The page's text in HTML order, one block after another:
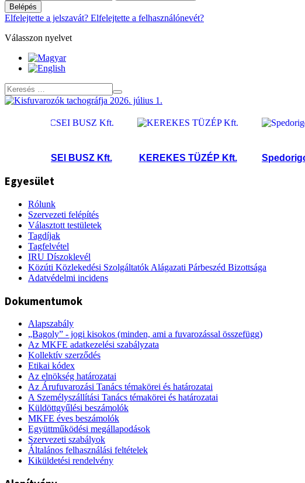
Belépés
Elfelejtette a jelszavát? Elfelejtette a felhasználónevét?
Válasszon nyelvet
RÉCSEI BUSZ Kft. KEREKES TÜZÉP Kft. Spedorigo Kft.
Egyesület
Rólunk
Szervezeti felépítés
Választott testületek
Tagdíjak
Tagfelvétel
IRU Díszoklevél
Közúti Közlekedési Szolgáltatók Alágazati Párbeszéd Bizottsága
Adatvédelmi incidens
Dokumentumok
Alapszabály
„Bagoly” - jogi kisokos (minden, ami a fuvarozással összefügg)
Az MKFE adatkezelési szabályzata
Kollektív szerződés
Etikai kódex
Az elnökség határozatai
Az Árufuvarozási Tanács témakörei és határozatai
A Személyszállítási Tanács témakörei és határozatai
Küldöttgyűlési beszámolók
MKFE éves beszámolók
Együttműködési megállapodások
Szervezeti szabályok
Általános felhasználási feltételek
Kiküldetési rendelvény